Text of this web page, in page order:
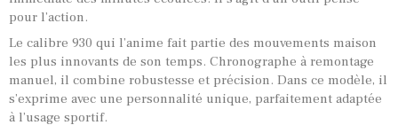
pour l’action.
Le calibre 930 qui l’anime fait partie des mouvements maison
les plus innovants de son temps. Chronographe à remontage
manuel, il combine robustesse et précision. Dans ce modèle, il
s’exprime avec une personnalité unique, parfaitement adaptée
à l’usage sportif.